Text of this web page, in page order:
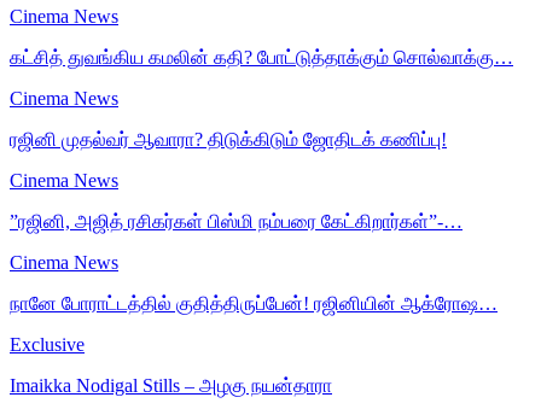
Cinema News
கட்சித் துவங்கிய கமலின் கதி? போட்டுத்தாக்கும் சொல்வாக்கு…
Cinema News
ரஜினி முதல்வர் ஆவாரா? திடுக்கிடும் ஜோதிடக் கணிப்பு!
Cinema News
”ரஜினி, அஜித் ரசிகர்கள் பிஸ்மி நம்பரை கேட்கிறார்கள்”-…
Cinema News
நானே போராட்டத்தில் குதித்திருப்பேன்! ரஜினியின் ஆக்ரோஷ…
Exclusive
Imaikka Nodigal Stills – அழகு நயன்தாரா